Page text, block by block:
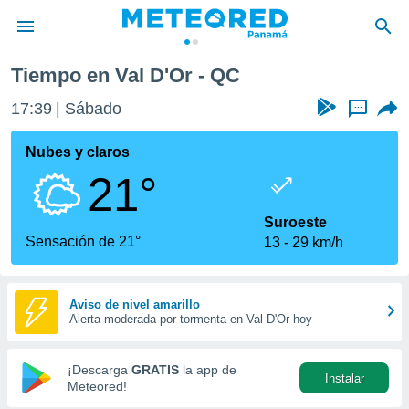
de
ha
calidad.
a este
las
y
forma
digital
basada
Tiempo en Val D'Or - QC
17:39 Sábado ...
Nubes y claros
21°
Sensación de 21°
Suroeste
13
29 km/h
Aviso de nivel amarillo
Alerta moderada por tormenta en Val D'Or hoy
¡Descarga GRATIS la app de
Meteored!
Instalar